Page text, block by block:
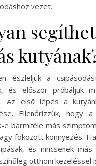
vezet.
észleljük a
és először próbáljuk
Az első lépés a
Ellenőrizzük, hogy
e bármiféle más
fokozott könnyezés.
és nincsenek
otthoni kezeléssel